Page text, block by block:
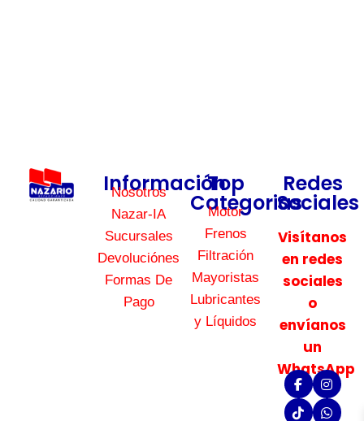
Información
Nosotros
Nazar-IA
Sucursales
Devoluciónes
Formas De
Pago
Top
Categorias
Motor
Frenos
Filtración
Mayoristas
Lubricantes
y Líquidos
Redes
Sociales
Visítanos
en redes
sociales
o
envíanos
un
WhatsApp